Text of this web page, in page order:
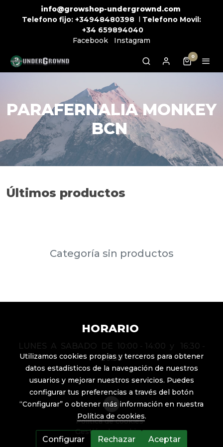
info@growshop-undergrownd.com
Telefono fijo: +34948480398 l Telefono Movil:
+34 659894040
Facebook
Instagram
0
PARAFERNALIA MONKEY
BCN
Últimos productos
Categoría sin productos
HORARIO
LUNES A SABADO DE 10:00 - 14:00 y 16:30 -
20:30
Política de cookies
Gestión de cookies
Utilizamos cookies propias y terceros para obtener
datos estadísticos de la navegación de nuestros
usuarios y mejorar nuestros servicios. Puedes
configurar tus preferencias a través del botón
“Configurar” o obtener más información en nuestra
Política de cookies.
Configurar Rechazar Aceptar